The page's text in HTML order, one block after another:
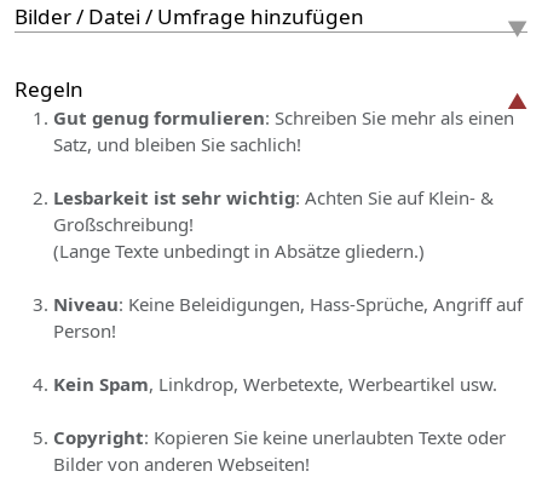
Bilder / Datei / Umfrage hinzufügen
Regeln
Gut genug formulieren: Schreiben Sie mehr als einen
Satz, und bleiben Sie sachlich!
Lesbarkeit ist sehr wichtig: Achten Sie auf Klein- &
Großschreibung!
(Lange Texte unbedingt in Absätze gliedern.)
Niveau: Keine Beleidigungen, Hass-Sprüche, Angriff auf
Person!
Kein Spam, Linkdrop, Werbetexte, Werbeartikel usw.
Copyright: Kopieren Sie keine unerlaubten Texte oder
Bilder von anderen Webseiten!